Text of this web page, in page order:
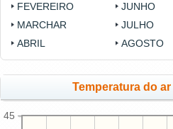
FEVEREIRO
MARCHAR
ABRIL
JUNHO
JULHO
AGOSTO
Temperatura do ar
45